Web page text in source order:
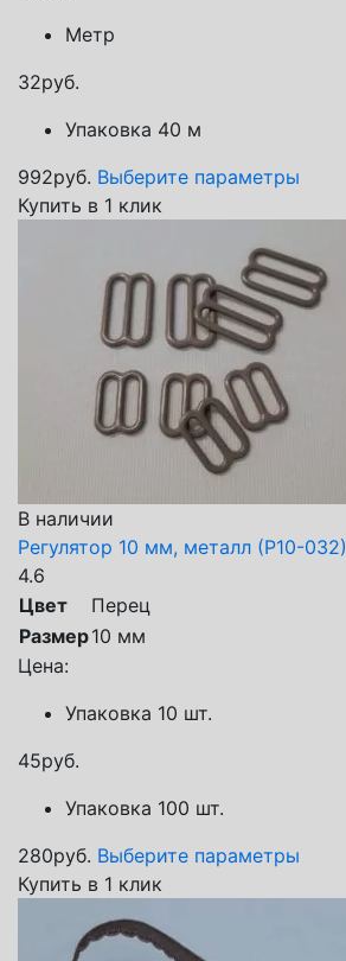
Метр
32руб.
Упаковка 40 м
992руб. Выберите параметры
Купить в 1 клик
В наличии
Регулятор 10 мм, металл (Р10-032)
4.6
Цвет
Перец
Размер10 мм
Цена:
Упаковка 10 шт.
45руб.
Упаковка 100 шт.
280руб. Выберите параметры
Купить в 1 клик